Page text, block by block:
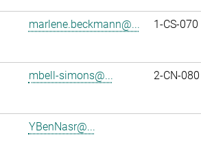
marlene.beckmann@... 1-CS-070
mbell-simons@... 2-CN-080
YBenNasr@...